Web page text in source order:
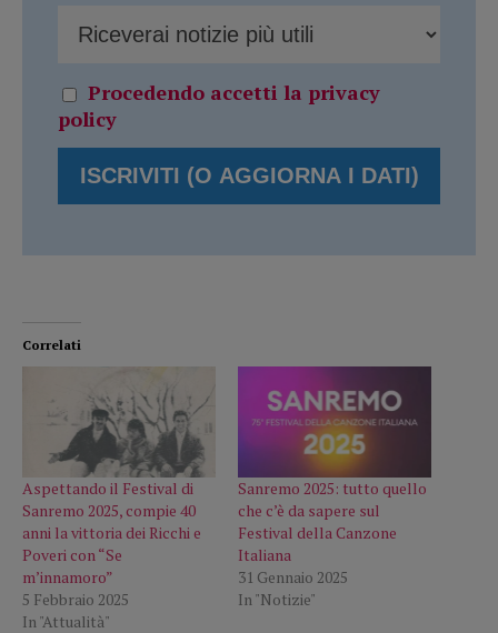
Procedendo accetti la privacy
policy
Correlati
Aspettando il Festival di
Sanremo 2025, compie 40
anni la vittoria dei Ricchi e
Poveri con “Se
m’innamoro”
5 Febbraio 2025
In "Attualità"
Sanremo 2025: tutto quello
che c’è da sapere sul
Festival della Canzone
Italiana
31 Gennaio 2025
In "Notizie"